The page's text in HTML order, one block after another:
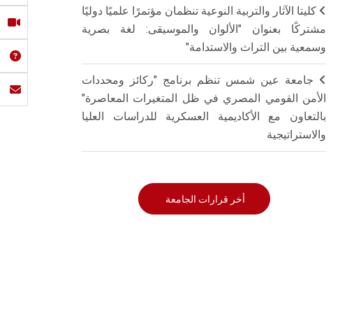
كليتا الآثار والتربية النوعية تنظمان مؤتمرًا علميًا دوليًا
مشتركًا بعنوان "الألوان والموسيقى: لغة بصرية
وسمعية بين التراث والاستدامة"
جامعة عين شمس تنظم برنامج "ركائز ومحددات
الأمن القومي المصري في ظل المتغيرات المعاصرة"
بالتعاون مع الأكاديمية العسكرية للدراسات العليا
والاستراتيجية
أخر قرارات الجامعة